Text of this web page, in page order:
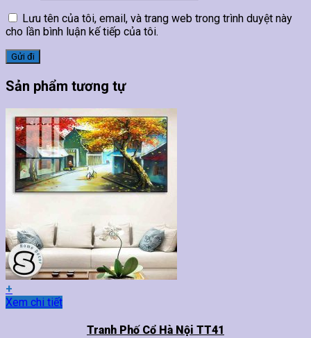
Lưu tên của tôi, email, và trang web trong trình duyệt này
cho lần bình luận kế tiếp của tôi.
Sản phẩm tương tự
+
Sản
Xem chi tiết
Tranh Phố Cổ Hà Nội TT41